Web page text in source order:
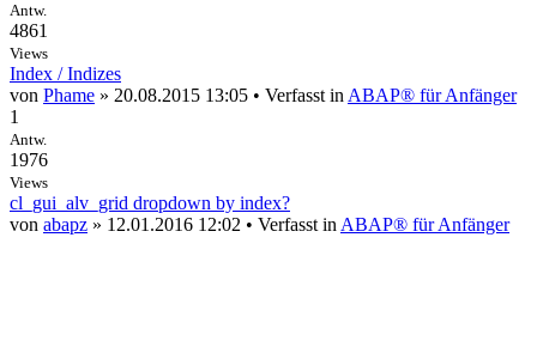
Antw.
4861
Views
Index / Indizes
von Phame » 20.08.2015 13:05 • Verfasst in ABAP® für Anfänger
1
Antw.
1976
Views
cl_gui_alv_grid dropdown by index?
von abapz » 12.01.2016 12:02 • Verfasst in ABAP® für Anfänger